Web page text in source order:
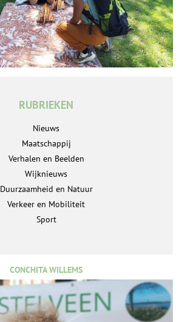
RUBRIEKEN
Nieuws
Maatschappij
Verhalen en Beelden
Wijknieuws
Duurzaamheid en Natuur
Verkeer en Mobiliteit
Sport
CONCHITA WILLEMS